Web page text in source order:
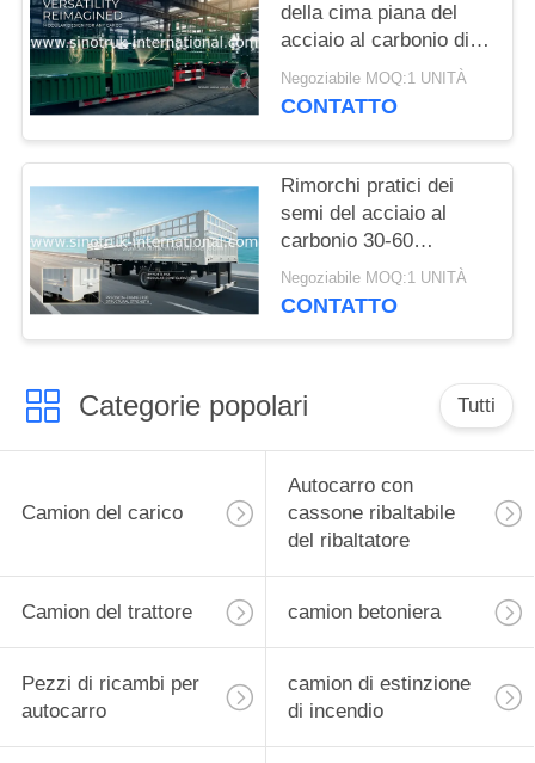
della cima piana del
acciaio al carbonio di
trasporto 30-60
tonnellate dei semi di
Negoziabile MOQ:1 UNITÀ
CONTATTO
Rimorchi pratici dei
semi del acciaio al
carbonio 30-60
tonnellate per il
trasporto speciale delle
Negoziabile MOQ:1 UNITÀ
CONTATTO
Categorie popolari Tutti
Camion del carico
Autocarro con
cassone ribaltabile
del ribaltatore
Camion del trattore camion betoniera
Pezzi di ricambi per
autocarro
camion di estinzione
di incendio